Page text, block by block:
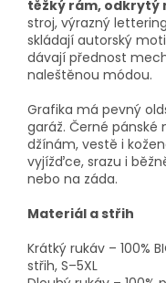
těžký rám, odkrytý
stroj, výrazný
skládají autorský
dávají přednost
naleštěnou módou.
Grafika má pevný
garáž. Černé pánské
džínám, vestě i
vyjížďce, srazu i
nebo na záda.
Materiál a střih
Krátký rukáv – 100%
střih, S–5XL